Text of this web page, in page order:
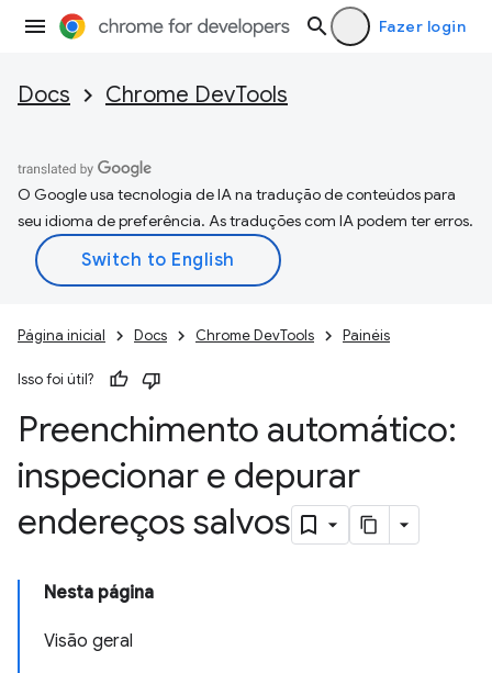
Fazer login
Docs Chrome DevTools
O Google usa tecnologia de IA na tradução de conteúdos para
seu idioma de preferência. As traduções com IA podem ter erros.
Página inicial Docs Chrome DevTools Painéis
Isso foi útil?
Preenchimento automático:
inspecionar e depurar
endereços salvos
Nesta página
Visão geral